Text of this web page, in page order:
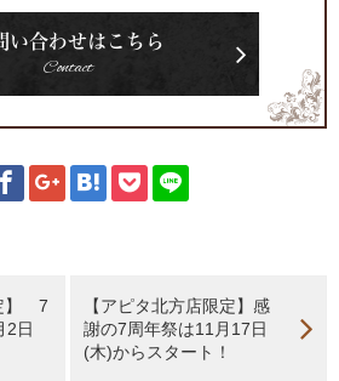
い合わせはこちら
Contact
】 7
2日
【アピタ北方店限定】感
謝の7周年祭は11月17日
(木)からスタート！